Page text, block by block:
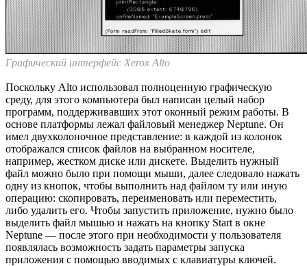
Графический интерфейс Xerox Alto
Поскольку Alto использовал полноценную графическую
среду, для этого компьютера был написан целый набор
программ, поддерживавших этот оконный режим работы. В
основе платформы лежал файловый менеджер Neptune. Он
имел двухколоночное представление: в каждой из колонок
отображался список файлов на выбранном носителе,
например, жестком диске или дискете. Выделить нужный
файл можно было при помощи мыши, далее следовало нажать
одну из кнопок, чтобы выполнить над файлом ту или иную
операцию: скопировать, переименовать или переместить,
либо удалить его. Чтобы запустить приложение, нужно было
выделить файл мышью и нажать на кнопку Start в окне
Neptune — после этого при необходимости у пользователя
появлялась возможность задать параметры запуска
приложения с помощью вводимых с клавиатуры ключей.